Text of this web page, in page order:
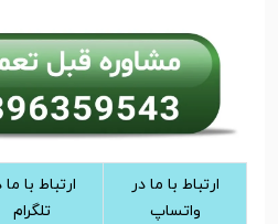
ارتباط با ما در
واتساپ
ارتباط با ما
تلگرام